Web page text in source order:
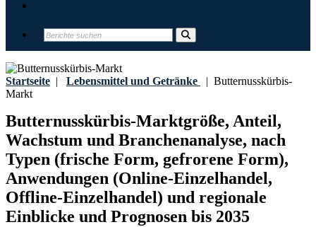
Startseite | Lebensmittel und Getränke | Butternusskürbis-
Markt
Butternusskürbis-Marktgröße, Anteil,
Wachstum und Branchenanalyse, nach
Typen (frische Form, gefrorene Form),
Anwendungen (Online-Einzelhandel,
Offline-Einzelhandel) und regionale
Einblicke und Prognosen bis 2035